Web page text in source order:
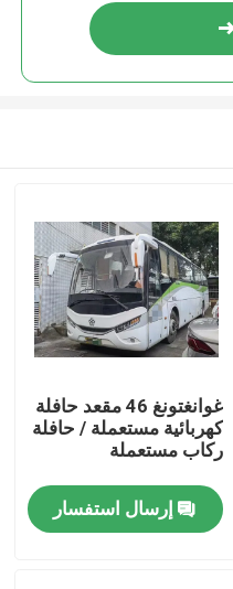
غوانغتونغ 46 مقعد حافلة
كهربائية مستعملة / حافلة
ركاب مستعملة
إرسال استفسار